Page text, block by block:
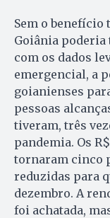
Sem o benefício
Goiânia poderia
com os dados
emergencial, a
goianienses
pessoas
tiveram, três
pandemia. Os
tornaram cinco
reduzidas para
dezembro. A
foi achatada,